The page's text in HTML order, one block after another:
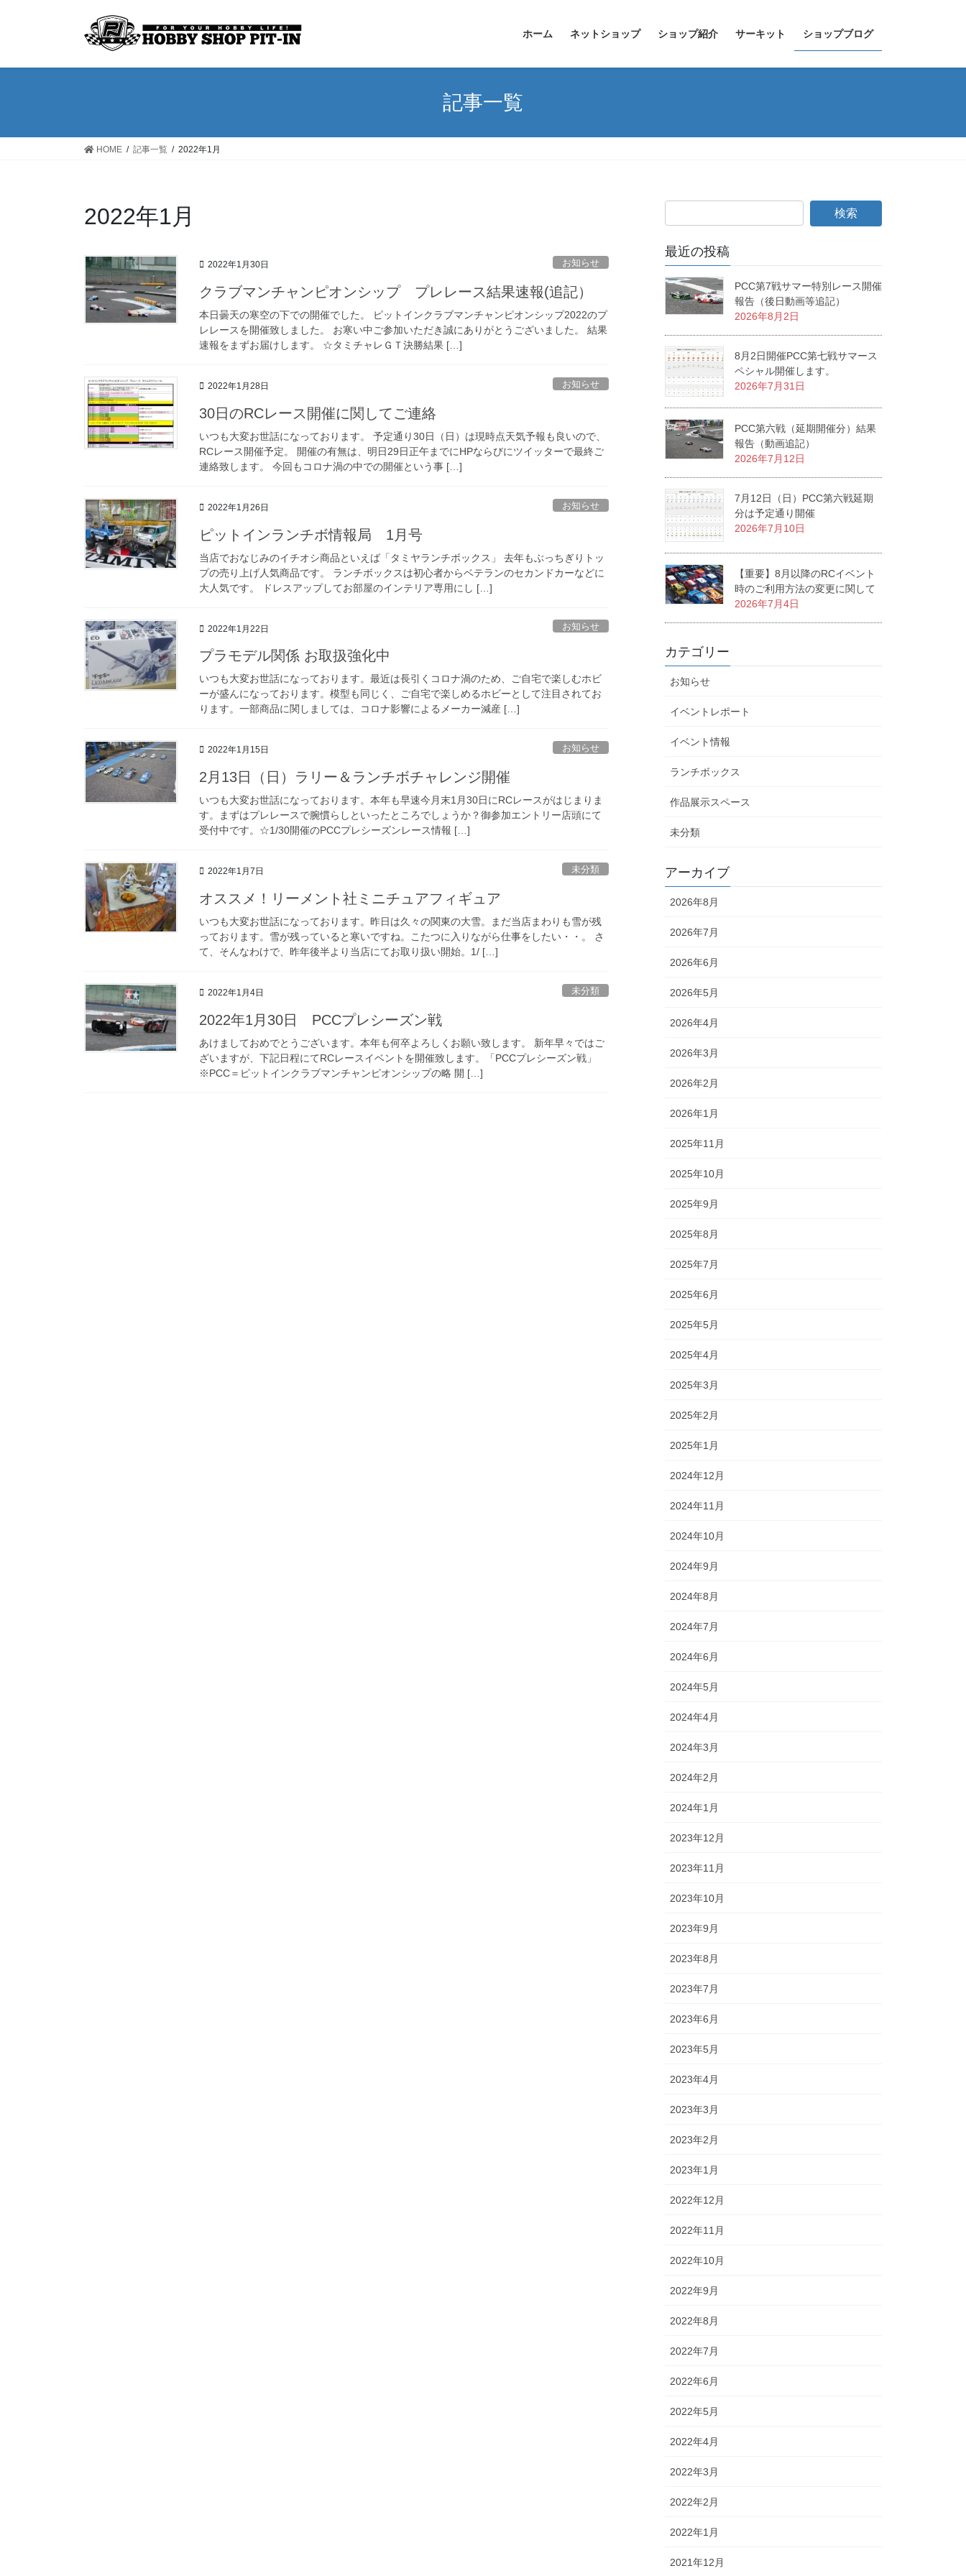
ホーム ネットショップ ショップ紹介 サーキット ショップブログ
記事一覧
HOME 記事一覧 2022年1月
2022年1月
2022年1月30日 お知らせ
クラブマンチャンピオンシップ プレレース結果速報(追記）
本日曇天の寒空の下での開催でした。 ピットインクラブマンチャンピオンシップ2022のプ
レレースを開催致しました。 お寒い中ご参加いただき誠にありがとうございました。 結果
速報をまずお届けします。 ☆タミチャレＧＴ決勝結果 […]
2022年1月28日 お知らせ
30日のRCレース開催に関してご連絡
いつも大変お世話になっております。 予定通り30日（日）は現時点天気予報も良いので、
RCレース開催予定。 開催の有無は、明日29日正午までにHPならびにツイッターで最終ご
連絡致します。 今回もコロナ渦の中での開催という事 […]
2022年1月26日 お知らせ
ピットインランチボ情報局 1月号
当店でおなじみのイチオシ商品といえば「タミヤランチボックス」 去年もぶっちぎりトッ
プの売り上げ人気商品です。 ランチボックスは初心者からベテランのセカンドカーなどに
大人気です。 ドレスアップしてお部屋のインテリア専用にし […]
2022年1月22日 お知らせ
プラモデル関係 お取扱強化中
いつも大変お世話になっております。最近は長引くコロナ渦のため、ご自宅で楽しむホビ
ーが盛んになっております。模型も同じく、ご自宅で楽しめるホビーとして注目されてお
ります。一部商品に関しましては、コロナ影響によるメーカー減産 […]
2022年1月15日 お知らせ
2月13日（日）ラリー＆ランチボチャレンジ開催
いつも大変お世話になっております。本年も早速今月末1月30日にRCレースがはじまりま
す。まずはプレレースで腕慣らしといったところでしょうか？御参加エントリー店頭にて
受付中です。☆1/30開催のPCCプレシーズンレース情報 […]
2022年1月7日 未分類
オススメ！リーメント社ミニチュアフィギュア
いつも大変お世話になっております。昨日は久々の関東の大雪。まだ当店まわりも雪が残
っております。雪が残っていると寒いですね。こたつに入りながら仕事をしたい・・。 さ
て、そんなわけで、昨年後半より当店にてお取り扱い開始。1/ […]
2022年1月4日 未分類
2022年1月30日 PCCプレシーズン戦
あけましておめでとうございます。本年も何卒よろしくお願い致します。 新年早々ではご
ざいますが、下記日程にてRCレースイベントを開催致します。「PCCプレシーズン戦」
※PCC＝ピットインクラブマンチャンピオンシップの略 開 […]
最近の投稿
PCC第7戦サマー特別レース開催
報告（後日動画等追記）
2026年8月2日
8月2日開催PCC第七戦サマース
ペシャル開催します。
2026年7月31日
PCC第六戦（延期開催分）結果
報告（動画追記）
2026年7月12日
7月12日（日）PCC第六戦延期
分は予定通り開催
2026年7月10日
【重要】8月以降のRCイベント
時のご利用方法の変更に関して
2026年7月4日
カテゴリー
お知らせ
イベントレポート
イベント情報
ランチボックス
作品展示スペース
未分類
アーカイブ
2026年8月
2026年7月
2026年6月
2026年5月
2026年4月
2026年3月
2026年2月
2026年1月
2025年11月
2025年10月
2025年9月
2025年8月
2025年7月
2025年6月
2025年5月
2025年4月
2025年3月
2025年2月
2025年1月
2024年12月
2024年11月
2024年10月
2024年9月
2024年8月
2024年7月
2024年6月
2024年5月
2024年4月
2024年3月
2024年2月
2024年1月
2023年12月
2023年11月
2023年10月
2023年9月
2023年8月
2023年7月
2023年6月
2023年5月
2023年4月
2023年3月
2023年2月
2023年1月
2022年12月
2022年11月
2022年10月
2022年9月
2022年8月
2022年7月
2022年6月
2022年5月
2022年4月
2022年3月
2022年2月
2022年1月
2021年12月